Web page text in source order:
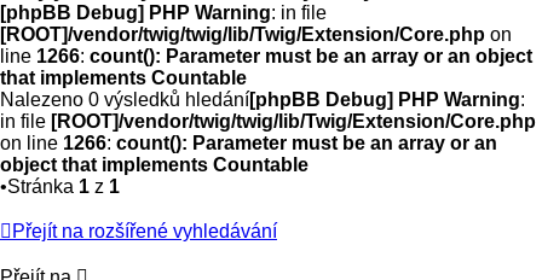
[phpBB Debug] PHP Warning: in file
[ROOT]/vendor/twig/twig/lib/Twig/Extension/Core.php on
line 1266: count(): Parameter must be an array or an object
that implements Countable
Nalezeno 0 výsledků hledání[phpBB Debug] PHP Warning:
in file [ROOT]/vendor/twig/twig/lib/Twig/Extension/Core.php
on line 1266: count(): Parameter must be an array or an
object that implements Countable
•Stránka 1 z 1
Přejít na rozšířené vyhledávání